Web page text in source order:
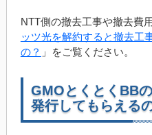
NTT側の撤去工事や撤去費
ッツ光を解約すると撤去工
の？ 」をご覧ください。
GMOとくとくBB
発行してもらえる